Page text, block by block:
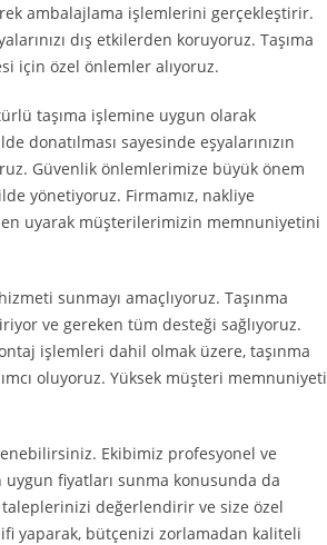
ambalajlama işlemlerini gerçekleştirir.
dış etkilerden koruyoruz. Taşıma
için özel önlemler alıyoruz.
taşıma işlemine uygun olarak
donatılması sayesinde eşyalarınızın
Güvenlik önlemlerimize büyük önem
yönetiyoruz. Firmamız, nakliye
uyarak müşterilerimizin memnuniyetini
sunmayı amaçlıyoruz. Taşınma
ve gereken tüm desteği sağlıyoruz.
işlemleri dahil olmak üzere, taşınma
oluyoruz. Yüksek müşteri memnuniyeti
Ekibimiz profesyonel ve
uygun fiyatları sunma konusunda da
değerlendirir ve size özel
yaparak, bütçenizi zorlamadan kaliteli